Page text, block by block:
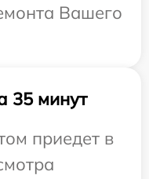
Вашего
35 минут
приедет в